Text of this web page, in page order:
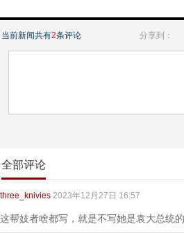
当前新闻共有2条评论 分享到：
全部评论
three_knivies 2023年12月27日 16:57
这帮妓者啥都写，就是不写她是袁大总统